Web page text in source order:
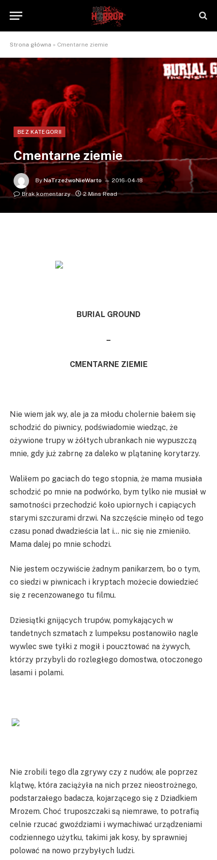
Strona główna » Cmentarne ziemie
BEZ KATEGORII
Cmentarne ziemie
By NaTrzeźwoNieWarto
2016-04-18
Brak komentarzy
2 Mins Read
BURIAL GROUND
–
CMENTARNE ZIEMIE
Nie wiem jak wy, ale ja za młodu cholernie bałem się
schodzić do piwnicy, podświadomie wiedząc, że
ożywione trupy w żółtych ubrankach nie wypuszczą
mnie, gdy już zabrnę za daleko w plątaninę korytarzy.
Waliłem po gaciach do tego stopnia, że mama musiała
schodzić po mnie na podwórko, bym tylko nie musiał w
samotności przechodzić koło upiornych i capiących
starymi szczurami drzwi. Na szczęście minęło od tego
czasu ponad dwadzieścia lat i… nic się nie zmieniło.
Mama dalej po mnie schodzi.
Nie jestem oczywiście żadnym panikarzem, bo o tym,
co siedzi w piwnicach i kryptach możecie dowiedzieć
się z recenzowanego tu filmu.
Dziesiątki gnijących trupów, pomykających w
tandetnych szmatach z lumpeksu postanowiło nagle
wywlec swe tyłki z mogił i poucztować na żywych,
którzy przybyli do rozległego domostwa, otoczonego
lasami i polami.
Nie zrobili tego dla zgrywy czy z nudów, ale poprzez
klątwę, która zaciążyła na nich przez nieostrożnego,
podstarzałego badacza, kojarzącego się z Dziadkiem
Mrozem. Choć truposzczaki są niemrawe, to potrafią
celnie rzucać gwoździami i wymachiwać urządzeniami
codziennego użytku, takimi jak kosy, by sprawniej
polować na nowo przybyłych ludzi.